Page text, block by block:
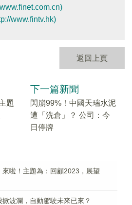
www.fintv.hk)
返回上頁
題
下一篇新聞
閃崩99%！中國天瑞水泥
遭「洗倉」？ 公司：今
日停牌
來啦！主題為：回顧2023，展望
波瀾，自動駕駛未來已來？